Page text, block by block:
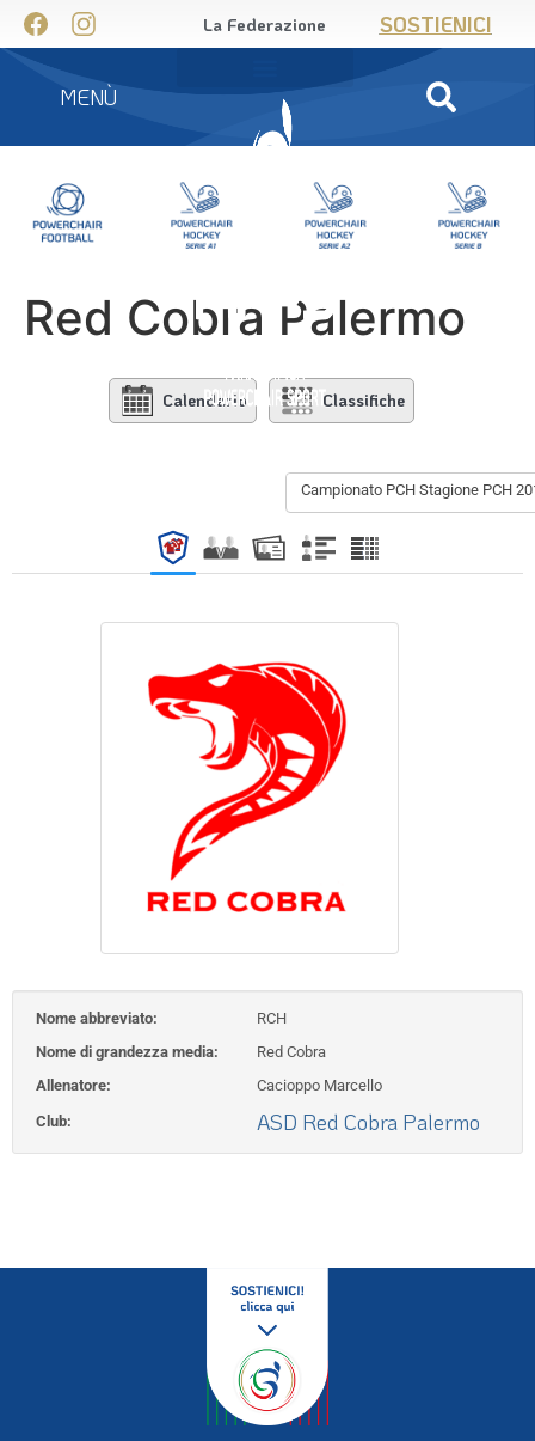
La Federazione SOSTIENICI
MENÙ
Red Cobra Palermo
Calendario Classifiche
Campionato PCH Stagione PCH
Nome abbreviato:
RCH
Nome di grandezza media:
Red Cobra
Allenatore:
Cacioppo Marcello
Club:
ASD Red Cobra Palermo